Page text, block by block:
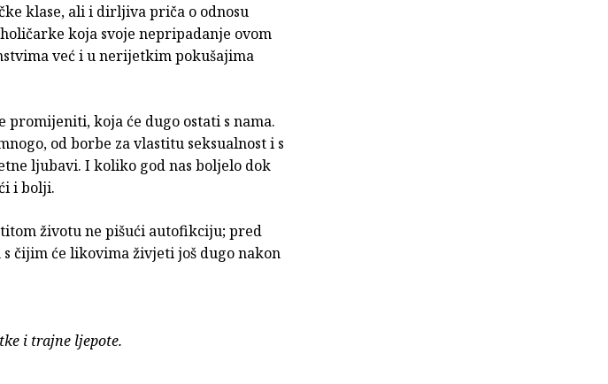
klase, ali i dirljiva priča o odnosu
koja svoje nepripadanje ovom
već i u nerijetkim pokušajima
promijeniti, koja će dugo ostati s nama.
od borbe za vlastitu seksualnost i s
ljubavi. I koliko god nas boljelo dok
i bolji.
životu ne pišući autofikciju; pred
čijim će likovima živjeti još dugo nakon
i trajne ljepote.